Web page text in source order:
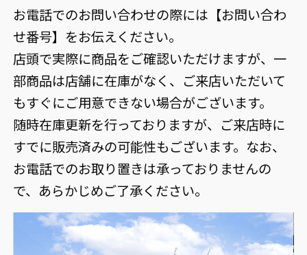
お電話でのお問い合わせの際には【お問い合わ
せ番号】をお伝えください。
店頭で実際に商品をご確認いただけますが、一
部商品は店舗に在庫がなく、ご来店いただいて
もすぐにご用意できない場合がございます。
随時在庫更新を行っておりますが、ご来店時に
すでに販売済みの可能性もございます。なお、
お電話でのお取り置きは承っておりませんの
で、あらかじめご了承ください。